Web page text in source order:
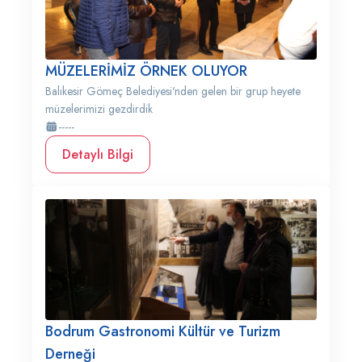
MÜZELERİMİZ ÖRNEK OLUYOR
Balıkesir Gömeç Belediyesi'nden gelen bir grup heyete
müzelerimizi gezdirdik
-----
Detaylı Bilgi
Bodrum Gastronomi Kültür ve Turizm
Derneği